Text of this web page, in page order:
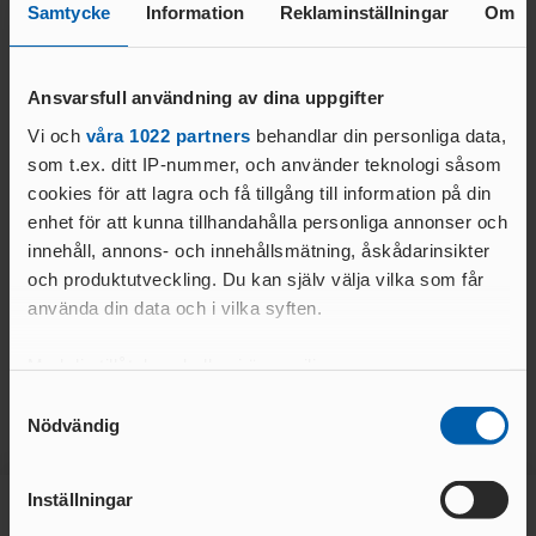
Samtycke Information Reklaminställningar Om
Ansvarsfull användning av dina uppgifter
Vi och våra 1022 partners behandlar din personliga data,
som t.ex. ditt IP-nummer, och använder teknologi såsom
cookies för att lagra och få tillgång till information på din
enhet för att kunna tillhandahålla personliga annonser och
innehåll, annons- och innehållsmätning, åskådarinsikter
och produktutveckling. Du kan själv välja vilka som får
använda din data och i vilka syften.
som kan ha en noggrannhet på upp till flera meter
Nödvändig
Inställningar
05 AUG. 2026 | 09:37
JSM22, USM16-17 2026
02 AUG. 2026 | 09:53
GM Merch